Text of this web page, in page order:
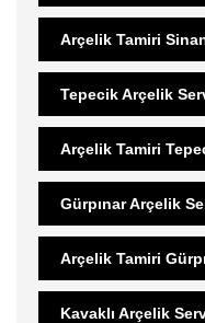
Arçelik Tamiri
Tepecik Arçelik
Arçelik Tamiri
Gürpınar Arçelik
Arçelik Tamiri
Kavaklı Arçelik